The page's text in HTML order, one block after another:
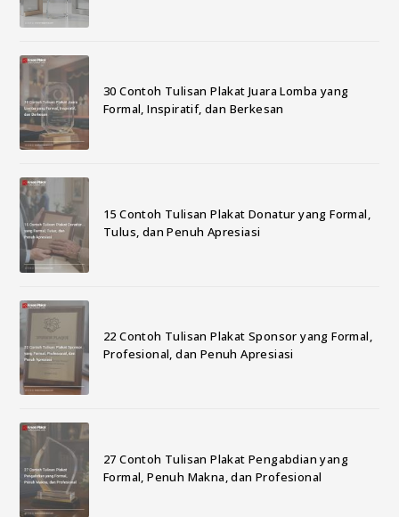
30 Contoh Tulisan Plakat Juara Lomba yang
Formal, Inspiratif, dan Berkesan
15 Contoh Tulisan Plakat Donatur yang Formal,
Tulus, dan Penuh Apresiasi
22 Contoh Tulisan Plakat Sponsor yang Formal,
Profesional, dan Penuh Apresiasi
27 Contoh Tulisan Plakat Pengabdian yang
Formal, Penuh Makna, dan Profesional